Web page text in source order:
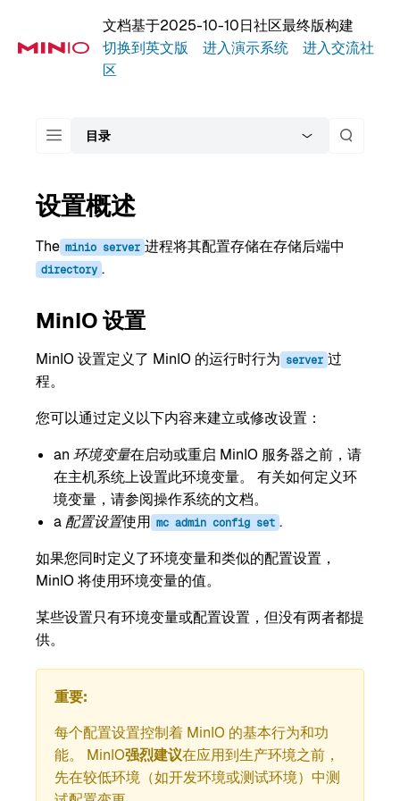
文档基于2025-10-10日社区最终版构建
切换到英文版
进入演示系统
进入交流社
区
目录
设置概述
The minio server 进程将其配置存储在存储后端中
directory .
MinIO 设置
MinIO 设置定义了 MinIO 的运行时行为 server 过
程。
您可以通过定义以下内容来建立或修改设置：
an 环境变量在启动或重启 MinIO 服务器之前，请
在主机系统上设置此环境变量。 有关如何定义环
境变量，请参阅操作系统的文档。
a 配置设置使用 mc admin config set .
如果您同时定义了环境变量和类似的配置设置，
MinIO 将使用环境变量的值。
某些设置只有环境变量或配置设置，但没有两者都提
供。
重要
每个配置设置控制着 MinIO 的基本行为和功
能。 MinIO强烈建议在应用到生产环境之前，
先在较低环境（如开发环境或测试环境）中测